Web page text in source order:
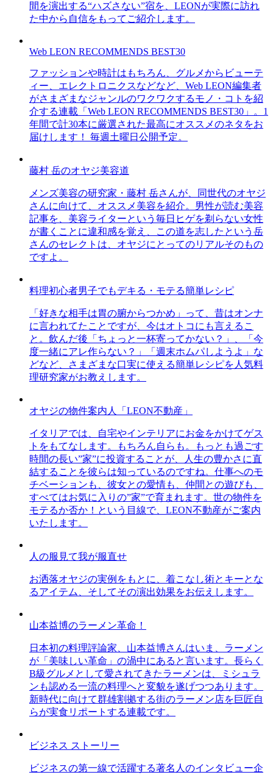
間を演出する“ハズさない”宿を、LEONが実際に訪れ
た中から自信をもってご紹介します。
Web LEON RECOMMENDS BEST30
ファッションや時計はもちろん、グルメからビューテ
ィー、エレクトロニクスなどなど、Web LEON編集者
がさまざまなジャンルのワクワクするモノ・コトを紹
介する連載「Web LEON RECOMMENDS BEST30」。1
年間で計30本に厳選された最高にオススメのネタをお
届けします！ 毎週土曜日公開予定。
藤村 岳のオヤジ美容道
メンズ美容の研究家・藤村 岳さんが、同世代のオヤジ
さんに向けて、オススメ美容を紹介。男性が読む美容
記事を、美容ライターという毎日ヒゲを剃らない女性
が書くことに違和感を覚え、この道を志したという岳
さんのセレクトは、オヤジにとってのリアルそのもの
ですよ。
料理初心者男子でもデキる・モテる簡単レシピ
「好きな相手は胃の腑からつかめ」って、昔はオンナ
に言われてたことですが、今はオトコにも言えるこ
と。飲んだ後「ちょっと一杯寄ってかない？」、「今
度一緒にアレ作らない？」「週末ホムパしようよ」な
どなど、さまざまな口実に使える簡単レシピを人気料
理研究家がお教えします。
オヤジの物件案内人「LEON不動産」
イタリアでは、自宅やインテリアにお金をかけてゲス
トをもてなします。もちろん自らも。もっとも過ごす
時間の長い”家”に投資することが、人生の豊かさに直
結することを彼らは知っているのですね。仕事へのモ
チベーションも、彼女との愛情も、仲間との遊びも、
すべてはお気に入りの”家”で育まれます。世の物件を
モテるか否か！という目線で、LEON不動産がご案内
いたします。
人の服見て我が服直せ
お洒落オヤジの実例をもとに、着こなし術とキーとな
るアイテム、そしてその演出効果をお伝えします。
山本益博のラーメン革命！
日本初の料理評論家、山本益博さんはいま、ラーメン
が「美味しい革命」の渦中にあると言います。長らく
B級グルメとして愛されてきたラーメンは、ミシュラ
ンも認める一流の料理へと変貌を遂げつつあります。
新時代に向けて群雄割拠する街のラーメン店を巨匠自
らが実食リポートする連載です。
ビジネス ストーリー
ビジネスの第一線で活躍する著名人のインタビュー企